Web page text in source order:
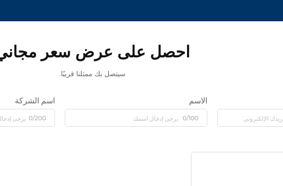
احصل على عرض سعر
سيتصل بك ممثلنا قريبًا.
الاسم
0/100
اسم الشركة
0/200